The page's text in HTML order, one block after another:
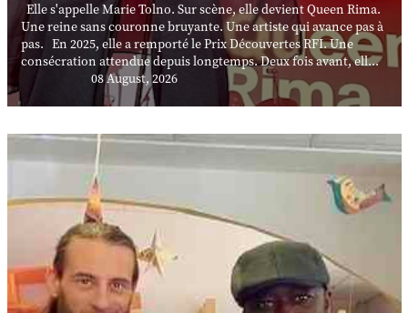
Elle s'appelle Marie Tolno. Sur scène, elle devient Queen Rima.
Une reine sans couronne bruyante. Une artiste qui avance pas à
pas. En 2025, elle a remporté le Prix Découvertes RFI. Une
consécration attendue depuis longtemps. Deux fois avant, ell...
08 August, 2026